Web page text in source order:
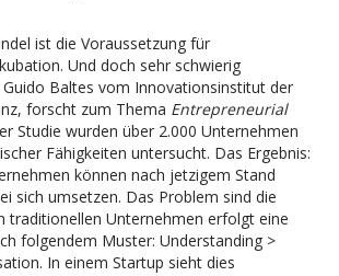
ist die Voraussetzung für
Und doch sehr schwierig
Baltes vom Innovationsinstitut der
forscht zum Thema Entrepreneurial
Studie wurden über 2.000 Unternehmen
Fähigkeiten untersucht. Das Ergebnis:
können nach jetzigem Stand
sich umsetzen. Das Problem sind die
traditionellen Unternehmen erfolgt eine
folgendem Muster: Understanding >
In einem Startup sieht dies